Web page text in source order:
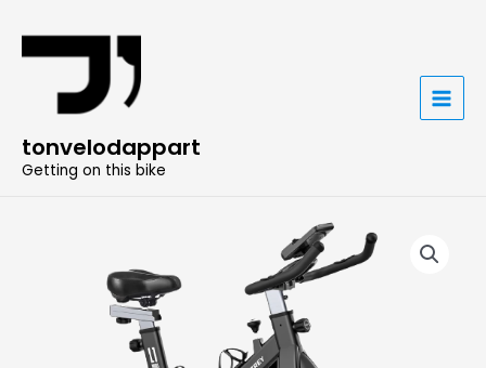
tonvelodappart
Getting on this bike
MAIN